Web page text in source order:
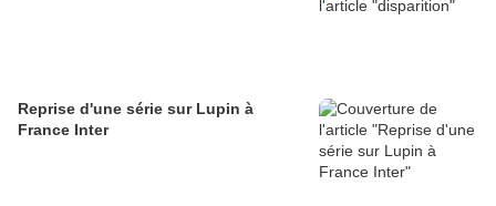
Reprise d'une série sur Lupin à
France Inter